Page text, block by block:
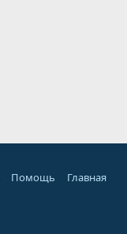
Помощь Главная